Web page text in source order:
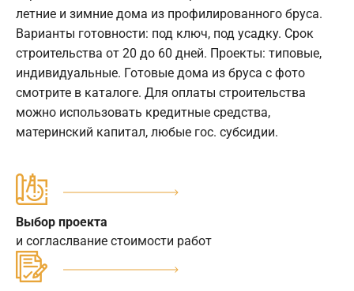
летние и зимние дома из профилированного бруса.
Варианты готовности: под ключ, под усадку. Срок
строительства от 20 до 60 дней. Проекты: типовые,
индивидуальные. Готовые дома из бруса с фото
смотрите в каталоге. Для оплаты строительства
можно использовать кредитные средства,
материнский капитал, любые гос. субсидии.
Выбор проекта
и согласлвание стоимости работ